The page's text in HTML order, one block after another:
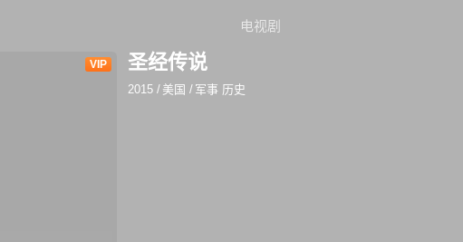
电视剧
VIP 圣经传说
2015 / 美国 / 军事 历史